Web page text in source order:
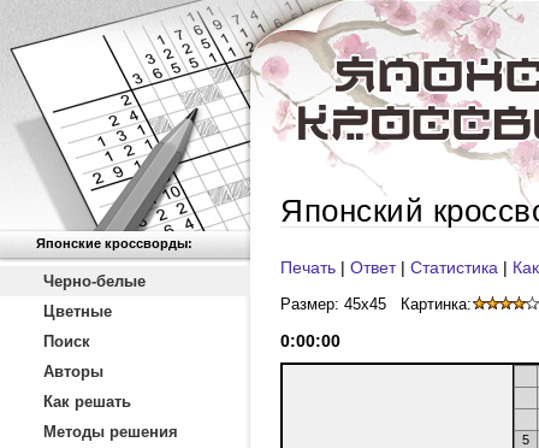
Японские кроссворды:
Черно-белые
Цветные
Поиск
Авторы
Как решать
Методы решения
Японский
Печать | Ответ| Статистика |
Размер: 45x45 Картинка:
0:00:00
5